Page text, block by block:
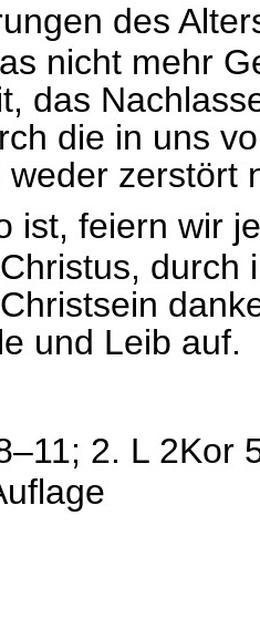
des
nicht mehr
das
die in uns
weder zerstört
ist, feiern wir
durch
und Leib auf.
2. L 2Kor